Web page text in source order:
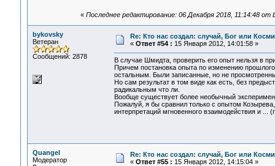
« Последнее редактирование: 06 Декабря 2018, 11:14:48 от
bykovsky
Ветеран
Сообщений: 2878
Re: Кто нас создал: случай, Бог или
« Ответ #54 : 15 Января 2012, 14:01:58 »
В случае Шмидта, проверить его опыт нельзя в
Причем постановка опыта по изменению
остальным. Были записанные, но не
Но сам результат в том виде как есть, без
радикальным что ли.
Вообще существует более необычный
Пожалуй, я бы сравнил только с опытом
интерпретаций мгновенного взаимодействия и
Quangel
Модератор
Re: Кто нас создал: случай, Бог или
« Ответ #55 : 15 Января 2012, 14:15:04 »